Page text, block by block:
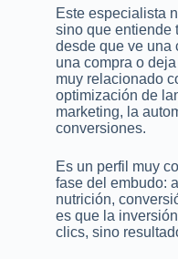
Este especialista
sino que entiende
desde que ve una
una compra o
muy relacionado
optimización de
marketing, la
conversiones.
Es un perfil muy
fase del embudo:
nutrición,
es que la
clics, sino